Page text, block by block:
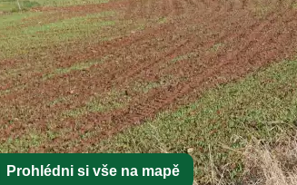
Prohlédni si vše na mapě